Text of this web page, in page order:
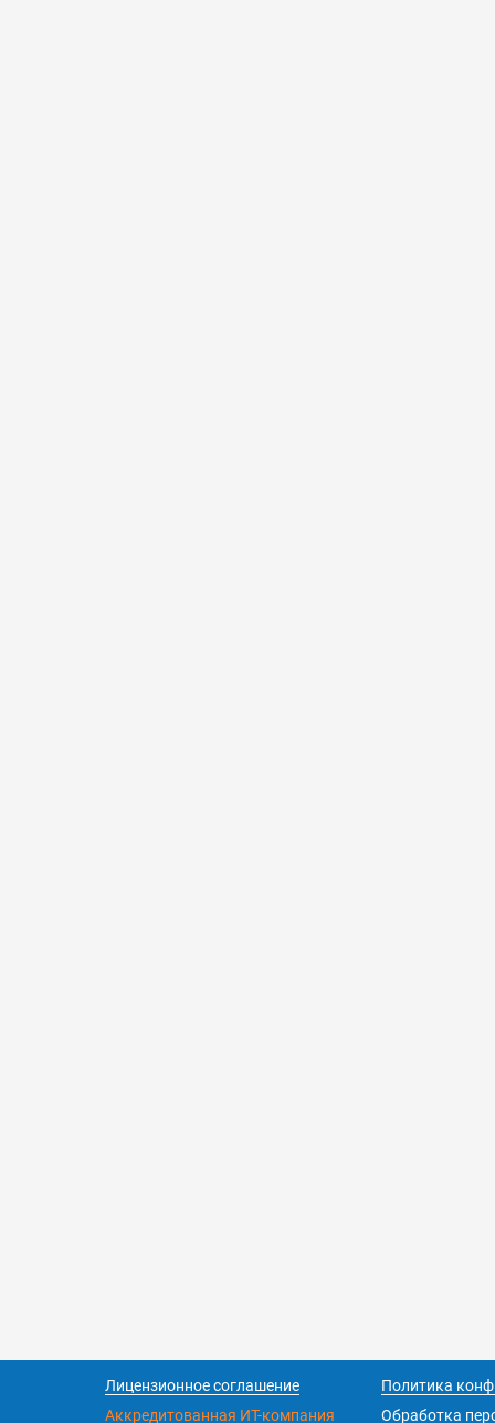
Лицензионное соглашение
Аккредитованная ИТ-компания
Политика
Обработка